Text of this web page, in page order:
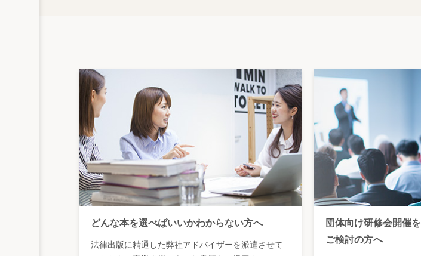
どんな本を選べばいいかわからない方へ
法律出版に精通した弊社アドバイザーを派遣させて
団体向け研修会開催を
ご検討の方へ